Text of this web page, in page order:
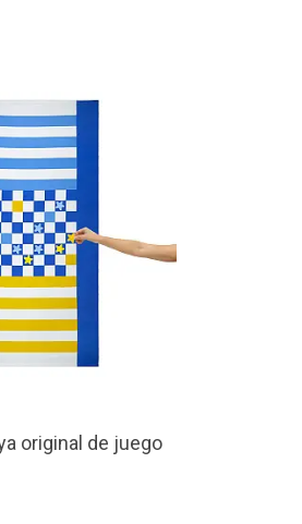
original de juego